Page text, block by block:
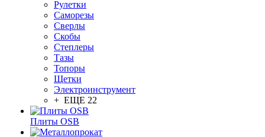
Рулетки
Саморезы
Сверлы
Скобы
Степлеры
Тазы
Топоры
Щетки
Электроинструмент
+ ЕЩЕ 22
Плиты OSB